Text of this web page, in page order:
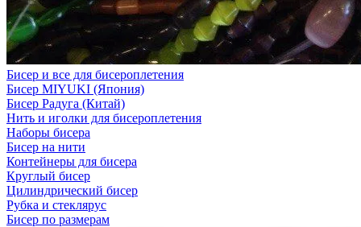
Бисер и все для бисероплетения
Бисер MIYUKI (Япония)
Бисер Радуга (Китай)
Нить и иголки для бисероплетения
Наборы бисера
Бисер на нити
Контейнеры для бисера
Круглый бисер
Цилиндрический бисер
Рубка и стеклярус
Бисер по размерам